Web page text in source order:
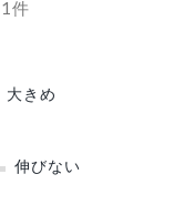
1件
大きめ
伸びない